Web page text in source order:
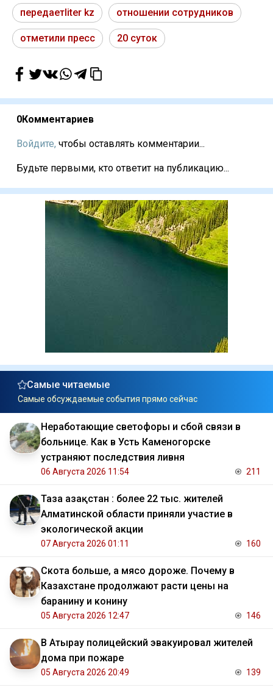
передаетliter kz отношении сотрудников
отметили пресс 20 суток
0Комментариев
Войдите, чтобы оставлять комментарии...
Будьте первыми, кто ответит на публикацию...
Самые читаемые
Самые обсуждаемые события прямо сейчас
Неработающие светофоры и сбой связи в
больнице. Как в Усть Каменогорске
устраняют последствия ливня
06 Августа 2026 11:54 211
Таза Қазақстан : более 22 тыс. жителей
Алматинской области приняли участие в
экологической акции
07 Августа 2026 01:11 160
Скота больше, а мясо дороже. Почему в
Казахстане продолжают расти цены на
баранину и конину
05 Августа 2026 12:47 146
В Атырау полицейский эвакуировал жителей
дома при пожаре
05 Августа 2026 20:49 139